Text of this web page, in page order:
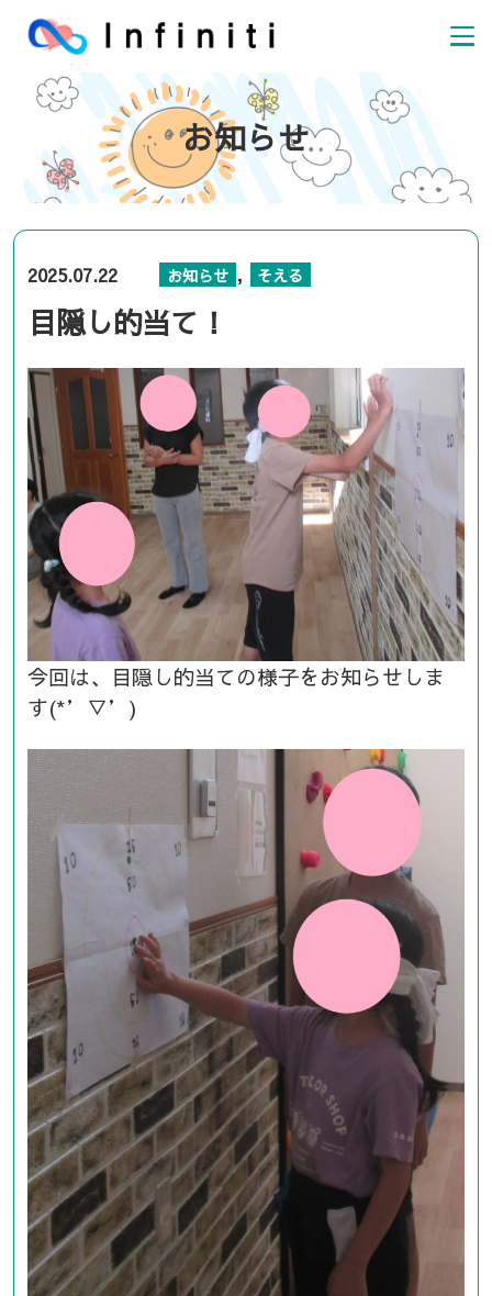
お知らせ
2025.07.22 お知らせ , そえる
目隠し的当て！
今回は、目隠し的当ての様子をお知らせしま
す(*’▽’)